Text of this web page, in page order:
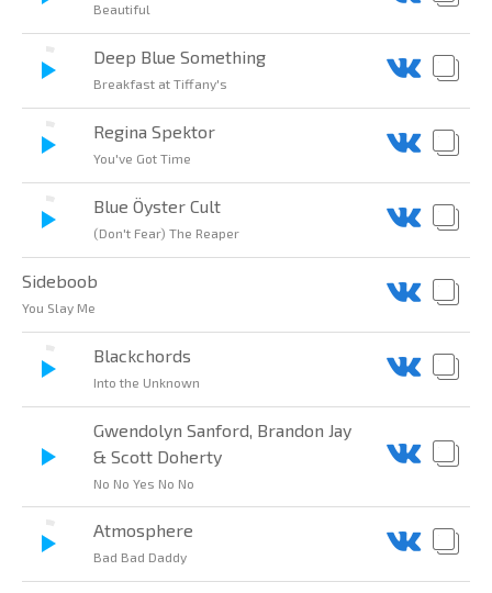
Beautiful
Deep Blue Something
Breakfast at Tiffany's
Regina Spektor
You've Got Time
Blue Öyster Cult
(Don't Fear) The Reaper
Sideboob
You Slay Me
Blackchords
Into the Unknown
Gwendolyn Sanford, Brandon Jay
& Scott Doherty
No No Yes No No
Atmosphere
Bad Bad Daddy